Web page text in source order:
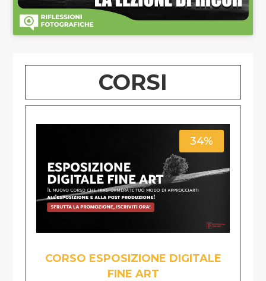
CORSI
34%
CORSO ESPOSIZIONE DIGITALE
FINE ART